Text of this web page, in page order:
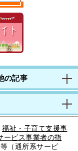
の記事
福祉・子育て支援事
ービス事業者の指
（通所系サービ